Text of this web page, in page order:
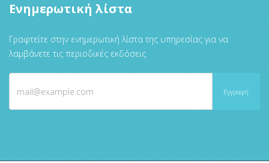
Ενημερωτική λίστα
Γραφτείτε στην ενημερωτική λίστα της υπηρεσίας για να
λαμβάνετε τις περιοδικές εκδόσεις